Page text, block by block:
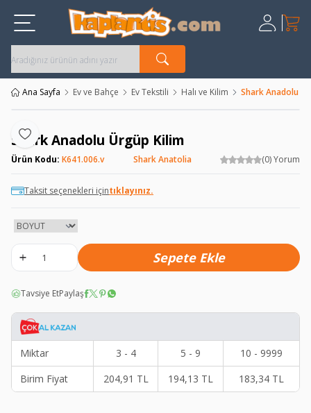
Üye
Kayıt Ol
Sepet
Ana Sayfa Ev ve Bahçe Ev Tekstili Halı ve Kilim Shark Anadolu
Favoriye Ekle
Shark Anadolu Ürgüp Kilim
Ürün Kodu: K641.006.v Shark Anatolia (0) Yorum
Taksit seçenekleri içintıklayınız.
Sepete Ekle
Tavsiye EtPaylaş
Miktar 3 - 4 5 - 9
10 - 9999
Birim Fiyat
204,91 TL 194,13 TL 183,34 TL